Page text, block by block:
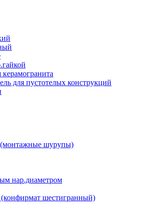
для пустотелых конструкций
шурупы)
нар.диаметром
шестигранный)